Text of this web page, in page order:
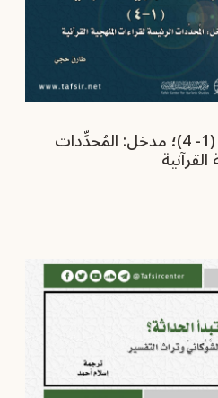
قراءات المنهجية القرآنية (1- 4)‏‎؛ مدخل: المُحدِّدات